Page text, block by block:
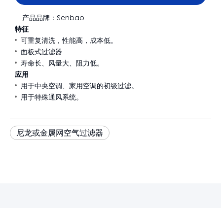
产品品牌： Senbao
特征
可重复清洗，性能高，成本低。
面板式过滤器
寿命长、风量大、阻力低。
应用
用于中央空调、家用空调的初级过滤。
用于特殊通风系统。
尼龙或金属网空气过滤器